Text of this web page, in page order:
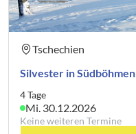
Tschechien
Silvester in Südböhmen
4 Tage
Mi. 30.12.2026
Keine weiteren Termine